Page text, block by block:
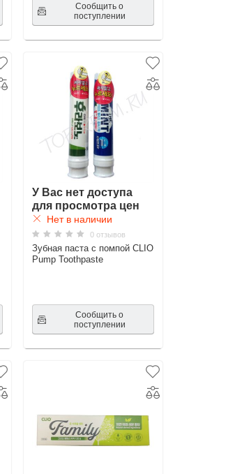
Сообщить о
поступлении
У Вас нет доступа
для просмотра цен
Нет в наличии
0 отзывов
Зубная паста с помпой CLIO
Pump Toothpaste
Сообщить о
поступлении